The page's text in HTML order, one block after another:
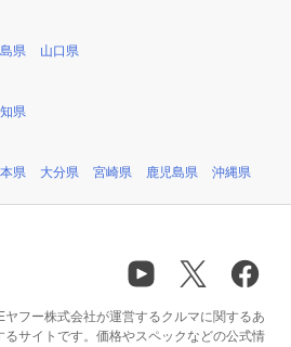
県 山口県
県
県 大分県 宮崎県 鹿児島県 沖縄県
フー株式会社が運営するクルマに関するあ
るサイトです。価格やスペックなどの公式情